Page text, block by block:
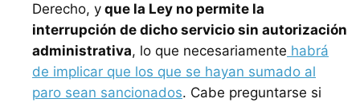
Derecho, y que la Ley no permite la
interrupción de dicho servicio sin autorización
administrativa, lo que necesariamente habrá
de implicar que los que se hayan sumado al
paro sean sancionados. Cabe preguntarse si